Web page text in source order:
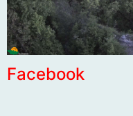
Facebook